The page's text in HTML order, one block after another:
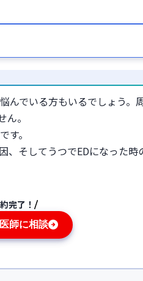
んでいる方もいるでしょう。
。
す。
、そしてうつでEDになった時
完了！
師に相談